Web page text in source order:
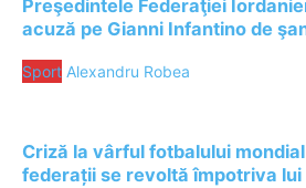
Preşedintele Federaţiei
acuză pe Gianni Infantino de
Sport Alexandru Robea
Criză la vârful fotbalului
federații se revoltă împotriva lui